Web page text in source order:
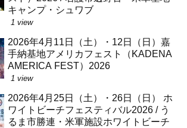
キャンプ・シュワブ
1 view
2026年4月11日（土）・12日（日）嘉
手納基地アメリカフェスト（KADENA
AMERICA FEST）2026
1 view
2026年4月25日（土）・26日（日） ホ
ワイトビーチフェスティバル2026 / う
るま市勝連・米軍施設ホワイトビーチ